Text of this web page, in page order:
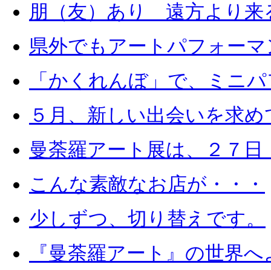
朋（友）あり 遠方より来
県外でもアートパフォー
「かくれんぼ」で、ミニ
５月、新しい出会いを求め
曼荼羅アート展は、２７日
こんな素敵なお店が・・・
少しずつ、切り替えです。
『曼荼羅アート』の世界